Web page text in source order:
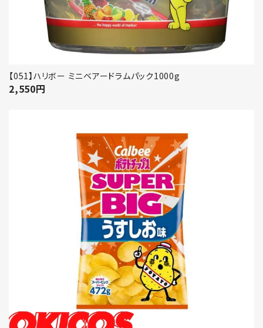
【051】ハリボー ミニベアードラムパック1000g
2,550円